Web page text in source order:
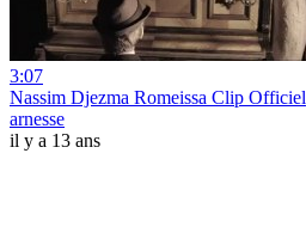
3:07
Nassim Djezma Romeissa Clip Officiel
arnesse
il y a 13 ans